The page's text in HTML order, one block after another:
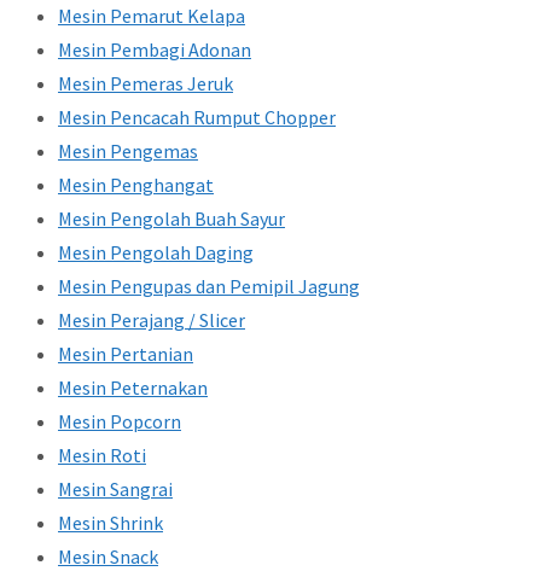
Mesin Pemarut Kelapa
Mesin Pembagi Adonan
Mesin Pemeras Jeruk
Mesin Pencacah Rumput Chopper
Mesin Pengemas
Mesin Penghangat
Mesin Pengolah Buah Sayur
Mesin Pengolah Daging
Mesin Pengupas dan Pemipil Jagung
Mesin Perajang / Slicer
Mesin Pertanian
Mesin Peternakan
Mesin Popcorn
Mesin Roti
Mesin Sangrai
Mesin Shrink
Mesin Snack